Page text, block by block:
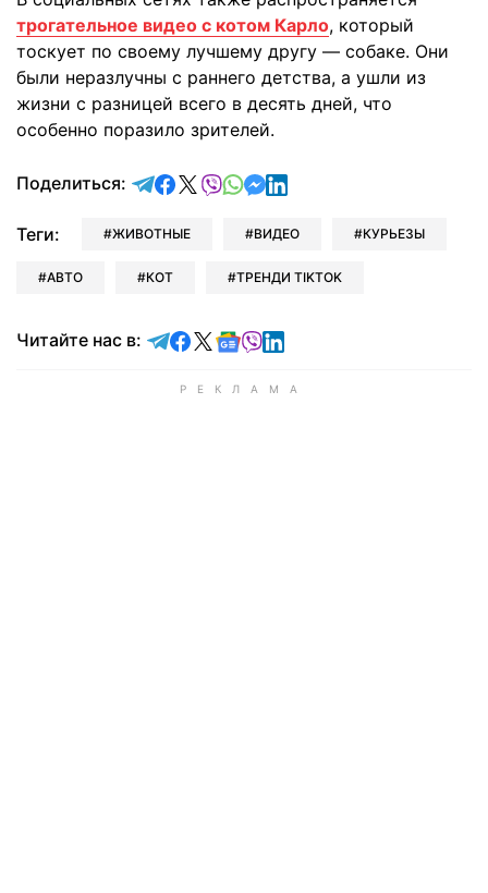
трогательное видео с котом Карло, который
тоскует по своему лучшему другу — собаке. Они
были неразлучны с раннего детства, а ушли из
жизни с разницей всего в десять дней, что
особенно поразило зрителей.
Поделиться: отправить в Telegram
поделиться в Facebook
поделиться в X
отправить в Viber
отправить в Whatsapp
отправить в Messenger
отправить в LinkedIn
Теги: ЖИВОТНЫЕ ВИДЕО КУРЬЕЗЫ
АВТО КОТ ТРЕНДИ TIKTOK
Читайте нас в: Читайте в Telegram
Читайте в Facebook
Читайте в X
Читайте в Google news
Читайте в Viber
Читайте в LinkedIn